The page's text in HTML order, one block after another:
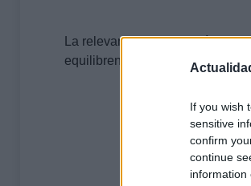
If you wish
sensitive
confirm
continue
information
La relevancia de esta guía
equilibren las expectativas con